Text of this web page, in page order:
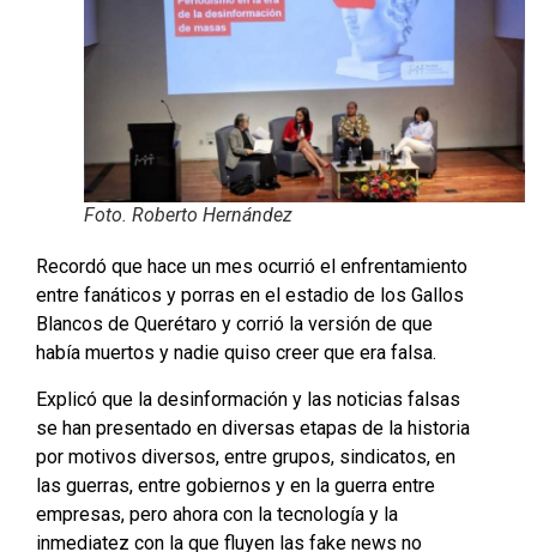
Foto. Roberto Hernández
Recordó que hace un mes ocurrió el enfrentamiento
entre fanáticos y porras en el estadio de los Gallos
Blancos de Querétaro y corrió la versión de que
había muertos y nadie quiso creer que era falsa.
Explicó que la desinformación y las noticias falsas
se han presentado en diversas etapas de la historia
por motivos diversos, entre grupos, sindicatos, en
las guerras, entre gobiernos y en la guerra entre
empresas, pero ahora con la tecnología y la
inmediatez con la que fluyen las fake news no